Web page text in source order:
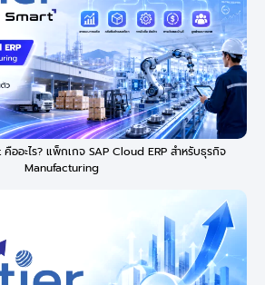
ออะไร? แพ็กเกจ SAP Cloud ERP สำหรับธุรกิจ
Manufacturing